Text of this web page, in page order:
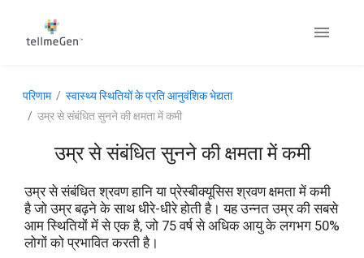
परिणाम
स्वास्थ्य स्थितियों के प्रति आनुवंशिक भेद्यता
उम्र से संबंधित सुनने की क्षमता में कमी
उम्र से संबंधित सुनने की क्षमता में कमी
उम्र से संबंधित श्रवण हानि या प्रेस्बीक्यूसिस श्रवण क्षमता में कमी
है जो उम्र बढ़ने के साथ धीरे-धीरे होती है। यह उन्नत उम्र की सबसे
आम स्थितियों में से एक है, जो 75 वर्ष से अधिक आयु के लगभग 50%
लोगों को प्रभावित करती है।